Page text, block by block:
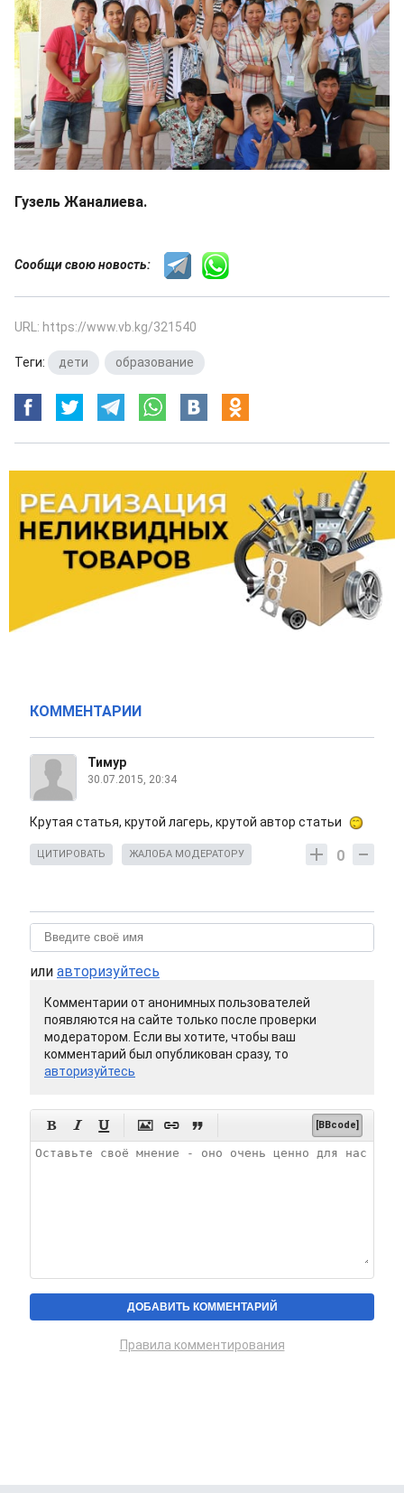
Гузель Жаналиева.
Сообщи свою новость:
URL: https://www.vb.kg/321540
Теги: дети образование
КОММЕНТАРИИ
Тимур
30.07.2015, 20:34
Крутая статья, крутой лагерь, крутой автор статьи
0
ЦИТИРОВАТЬ ЖАЛОБА МОДЕРАТОРУ
или авторизуйтесь
Комментарии от анонимных пользователей
появляются на сайте только после проверки
модератором. Если вы хотите, чтобы ваш
комментарий был опубликован сразу, то
авторизуйтесь
      [BBcode]
Правила комментирования